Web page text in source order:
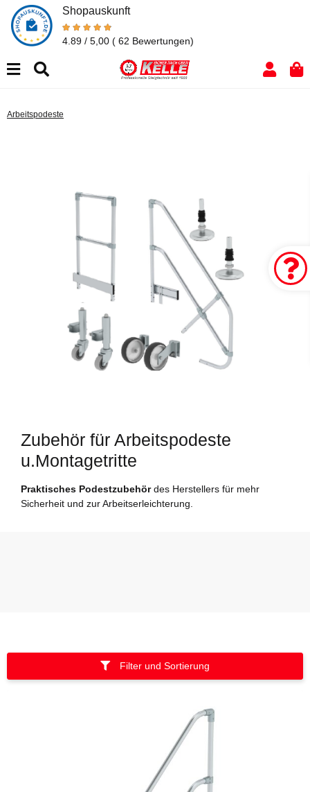
Shopauskunft
4.89 / 5,00 ( 62 Bewertungen)
Arbeitspodeste
Zubehör für Arbeitspodeste
u.Montagetritte
Praktisches Podestzubehördes Herstellers für mehr
Sicherheit und zur Arbeitserleichterung.
Filter und Sortierung